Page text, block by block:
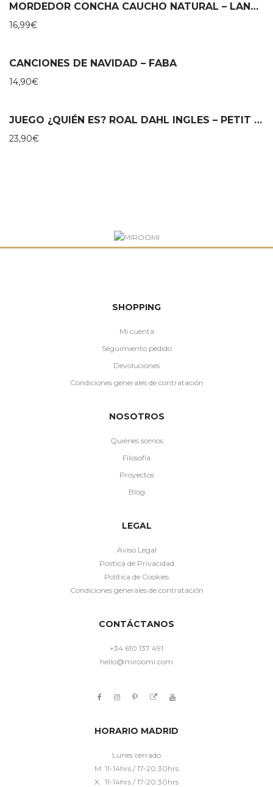
MORDEDOR CONCHA CAUCHO NATURAL – LANCO
16,99€
CANCIONES DE NAVIDAD – FABA
14,90€
JUEGO ¿QUIÉN ES? ROAL DAHL INGLES – PETIT COLLAGE
23,90€
SHOPPING
Mi cuenta
Seguimiento pedido
Devoluciones
Condiciones generales de contratación
NOSOTROS
Quiénes somos
Filosofía
Proyectos
Blog
LEGAL
Aviso Legal
Política de Privacidad
Política de Cookies
Condiciones generales de contratación
CONTÁCTANOS
+34 610 137 491
hello@miroomi.com
HORARIO MADRID
Lunes cerrado
M. 11-14hrs / 17-20:30hrs
X. 11-14hrs / 17-20:30hrs